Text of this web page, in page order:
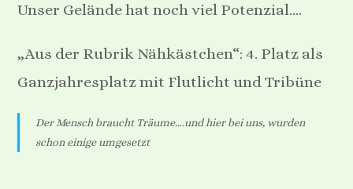
Unser Gelände hat noch viel Potenzial….
„Aus der Rubrik Nähkästchen“: 4. Platz als
Ganzjahresplatz mit Flutlicht und Tribüne
Der Mensch braucht Träume….und hier bei uns, wurden
schon einige umgesetzt